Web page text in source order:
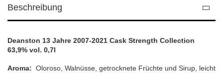
Beschreibung
Deanston 13 Jahre 2007-2021 Cask Strength Collection
63,9% vol. 0,7l
Aroma: Oloroso, Walnüsse, getrocknete Früchte und Sirup, leicht